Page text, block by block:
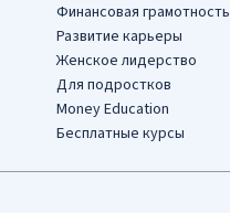
Финансовая грамотность
Развитие карьеры
Женское лидерство
Для подростков
Money Education
Бесплатные курсы